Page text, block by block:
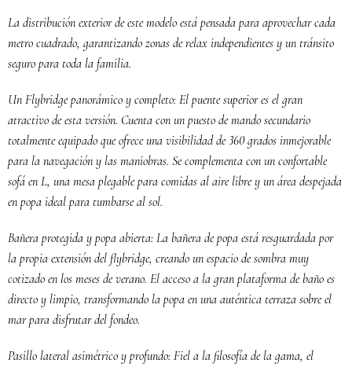
La distribución exterior de este modelo está pensada para aprovechar cada
metro cuadrado, garantizando zonas de relax independientes y un tránsito
seguro para toda la familia.
Un Flybridge panorámico y completo: El puente superior es el gran
atractivo de esta versión. Cuenta con un puesto de mando secundario
totalmente equipado que ofrece una visibilidad de 360 grados inmejorable
para la navegación y las maniobras. Se complementa con un confortable
sofá en L, una mesa plegable para comidas al aire libre y un área despejada
en popa ideal para tumbarse al sol.
Bañera protegida y popa abierta: La bañera de popa está resguardada por
la propia extensión del flybridge, creando un espacio de sombra muy
cotizado en los meses de verano. El acceso a la gran plataforma de baño es
directo y limpio, transformando la popa en una auténtica terraza sobre el
mar para disfrutar del fondeo.
Pasillo lateral asimétrico y profundo: Fiel a la filosofía de la gama, el